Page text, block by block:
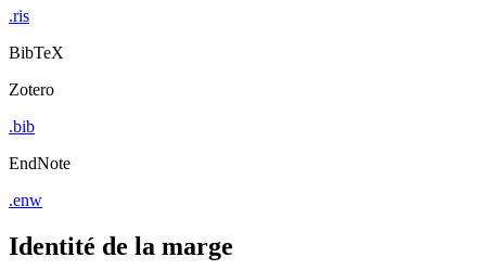
.ris
BibTeX
Zotero
.bib
EndNote
.enw
Identité de la marge